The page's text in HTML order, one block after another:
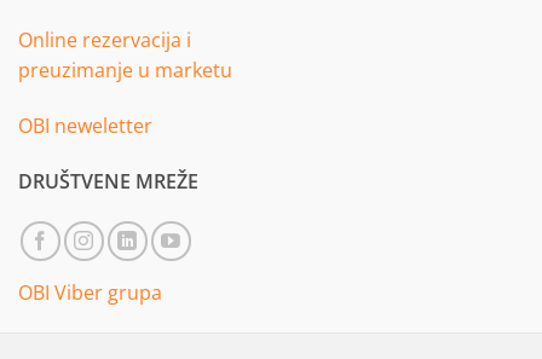
Online rezervacija i
preuzimanje u marketu
OBI neweletter
DRUŠTVENE MREŽE
OBI Viber grupa